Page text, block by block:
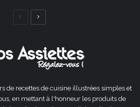
Page
de recettes de cuisine illustrées simples et
en mettant à l'honneur les produits de